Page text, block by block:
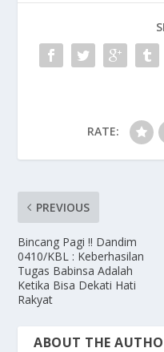
RATE:
PREVIOUS
Bincang Pagi !! Dandim
0410/KBL : Keberhasilan
Tugas Babinsa Adalah
Ketika Bisa Dekati Hati
Rakyat
ABOUT THE